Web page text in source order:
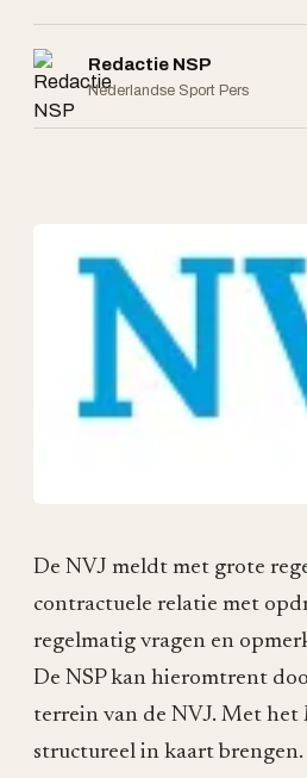
Redactie NSP
Nederlandse Sport Pers
De NVJ meldt met grote
contractuele relatie met
regelmatig vragen en
De NSP kan hieromtrent
terrein van de NVJ. Met
structureel in kaart brengen.